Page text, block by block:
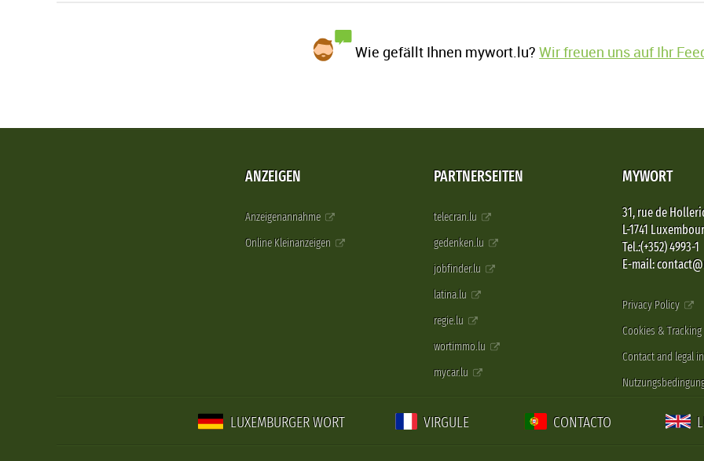
Wie gefällt Ihnen mywort.lu?Wir freuen uns auf Ihr
ANZEIGEN
Anzeigenannahme
Online Kleinanzeigen
PARTNERSEITEN
telecran.lu
gedenken.lu
jobfinder.lu
latina.lu
regie.lu
wortimmo.lu
mycar.lu
MYWORT
31, rue de
L-1741
Tel.:(+352) 4993-1
E-mail:
Privacy Policy
Cookies & Tracking
Contact and legal
LUXEMBURGER WORT VIRGULE CONTACTO